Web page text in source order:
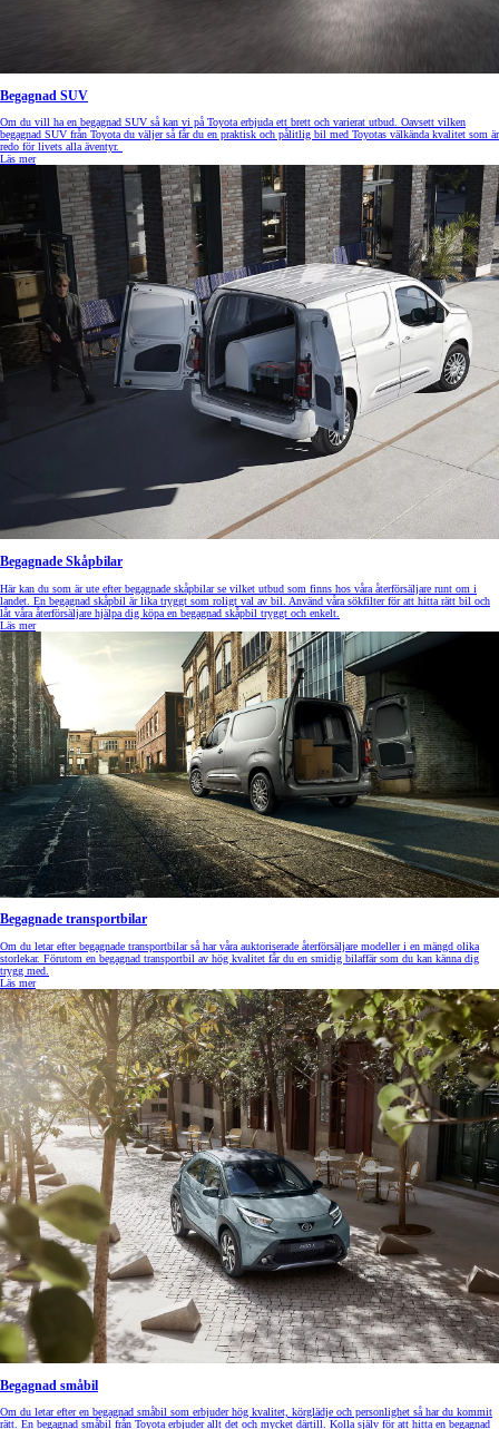
Begagnad SUV
Om du vill ha en begagnad SUV så kan vi på Toyota erbjuda ett brett och varierat utbud. Oavsett vilken
begagnad SUV från Toyota du väljer så får du en praktisk och pålitlig bil med Toyotas välkända kvalitet som är
redo för livets alla äventyr.
Läs mer
Begagnade Skåpbilar
Här kan du som är ute efter begagnade skåpbilar se vilket utbud som finns hos våra återförsäljare runt om i
landet. En begagnad skåpbil är lika tryggt som roligt val av bil. Använd våra sökfilter för att hitta rätt bil och
låt våra återförsäljare hjälpa dig köpa en begagnad skåpbil tryggt och enkelt.
Läs mer
Begagnade transportbilar
Om du letar efter begagnade transportbilar så har våra auktoriserade återförsäljare modeller i en mängd olika
storlekar. Förutom en begagnad transportbil av hög kvalitet får du en smidig bilaffär som du kan känna dig
trygg med.
Läs mer
Begagnad småbil
Om du letar efter en begagnad småbil som erbjuder hög kvalitet, körglädje och personlighet så har du kommit
rätt. En begagnad småbil från Toyota erbjuder allt det och mycket därtill. Kolla själv för att hitta en begagnad